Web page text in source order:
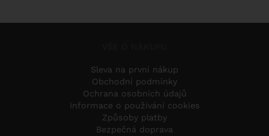
Sleva na první nákup
Obchodní podmínky
Ochrana osobních údajů
Informace o používání cookies
Způsoby platby
Bezpečná doprava